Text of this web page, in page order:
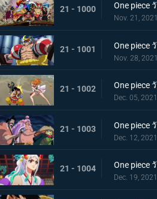
21 - 1000
Nov. 21, 2021
21 - 1001
Nov. 28, 2021
21 - 1002
Dec. 05, 2021
21 - 1003
Dec. 12, 2021
21 - 1004
Dec. 19, 2021